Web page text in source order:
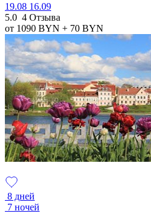
19.08 16.09
5.0 4 Отзыва
от 1090 BYN + 70 BYN
8 дней
7 ночей